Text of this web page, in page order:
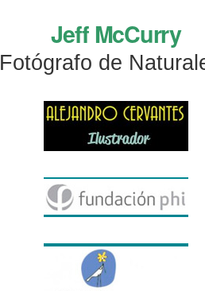
Jeff McCurry
Fotógrafo de